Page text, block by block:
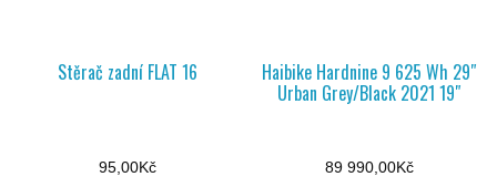
Stěrač zadní FLAT 16
95,00Kč
Haibike Hardnine 9 625 Wh 29″
Urban Grey/Black 2021 19″
89 990,00Kč